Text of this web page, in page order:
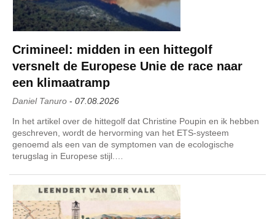
Crimineel: midden in een hittegolf
versnelt de Europese Unie de race naar
een klimaatramp
Daniel Tanuro - 07.08.2026
In het artikel over de hittegolf dat Christine Poupin en ik hebben
geschreven, wordt de hervorming van het ETS-systeem
genoemd als een van de symptomen van de ecologische
terugslag in Europese stijl.…